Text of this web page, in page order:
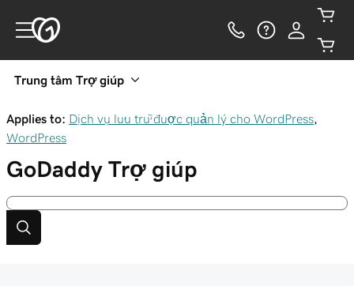
Trung tâm Trợ giúp
Applies to: Dịch vụ lưu trữ được quản lý cho WordPress
WordPress
GoDaddy Trợ giúp